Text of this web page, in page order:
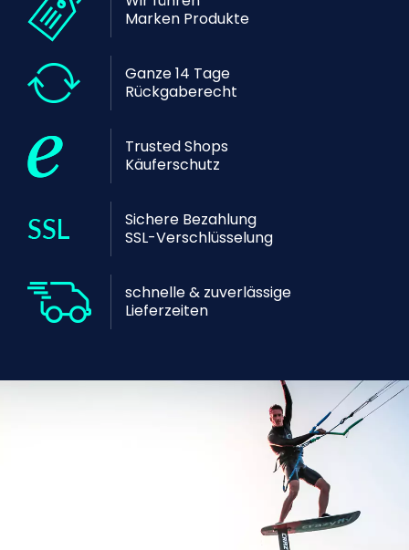
Marken Produkte
Ganze 14 Tage
Rückgaberecht
Trusted Shops
Käuferschutz
Sichere Bezahlung
SSL-Verschlüsselung
schnelle & zuverlässige
Lieferzeiten